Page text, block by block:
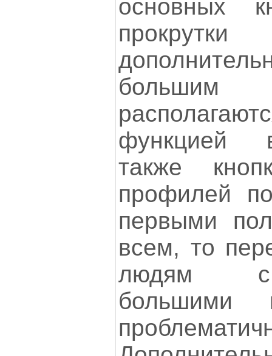
основных
функцией
также
профилей
первыми
всем, то
людям с
большими